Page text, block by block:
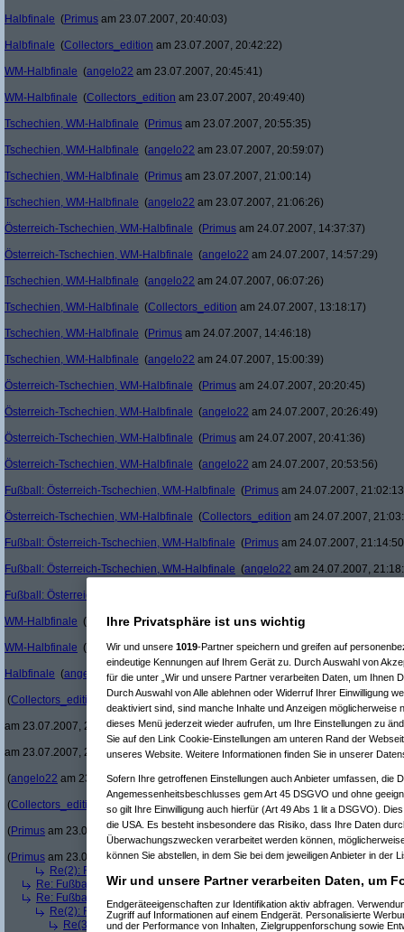
Halbfinale (Primus am 23.07.2007, 20:40:03)
Halbfinale (Collectors_edition am 23.07.2007, 20:42:22)
WM-Halbfinale (angelo22 am 23.07.2007, 20:45:41)
WM-Halbfinale (Collectors_edition am 23.07.2007, 20:49:40)
Tschechien, WM-Halbfinale (Primus am 23.07.2007, 20:55:35)
Tschechien, WM-Halbfinale (angelo22 am 23.07.2007, 20:59:07)
Tschechien, WM-Halbfinale (Primus am 23.07.2007, 21:00:14)
Tschechien, WM-Halbfinale (angelo22 am 23.07.2007, 21:06:26)
Österreich-Tschechien, WM-Halbfinale (Primus am 24.07.2007, 14:37:37)
Österreich-Tschechien, WM-Halbfinale (angelo22 am 24.07.2007, 14:57:29)
Tschechien, WM-Halbfinale (angelo22 am 24.07.2007, 06:07:26)
Tschechien, WM-Halbfinale (Collectors_edition am 24.07.2007, 13:18:17)
Tschechien, WM-Halbfinale (Primus am 24.07.2007, 14:46:18)
Tschechien, WM-Halbfinale (angelo22 am 24.07.2007, 15:00:39)
Österreich-Tschechien, WM-Halbfinale (Primus am 24.07.2007, 20:20:45)
Österreich-Tschechien, WM-Halbfinale (angelo22 am 24.07.2007, 20:26:49)
Österreich-Tschechien, WM-Halbfinale (Primus am 24.07.2007, 20:41:36)
Österreich-Tschechien, WM-Halbfinale (angelo22 am 24.07.2007, 20:53:56)
Fußball: Österreich-Tschechien, WM-Halbfinale (Primus am 24.07.2007,
Österreich-Tschechien, WM-Halbfinale (Collectors_edition am 24.07.2007,
Fußball: Österreich-Tschechien, WM-Halbfinale (Primus am 24.07.2007,
Fußball: Österreich-Tschechien, WM-Halbfinale (angelo22 am 24.07.2007,
Fußball: Österreich-Tschechien, WM-Halbfinale
WM-Halbfinale ( Primusam 23.07.2007, 20:55:08)
WM-Halbfinale ( Primus am 23.07.2007, 20:54:36)
Halbfinale (angelo22am 23.07.2007, 20:41:32)
Re(25):
(Collectors_edition
am 23.07.2007, 20:08:56)
am 23.07.2007, 20:32:02)
am 23.07.2007, 20:36:00)
(angelo22 am 23.07.2007, 20:36:28)
(Collectors_edition am 23.07.2007, 20:37:37)
(Primus am 23.07.2007, 20:39:40)
(Primus am 23.07.2007, 20:38:27)
Re(2): Fußball: Österreich-Tschechien, WM-Halbfinale
Re: Fußball: Österreich-Tschechien, WM-Halbfinale(xxandlam
Re: Fußball: Österreich-Tschechien, WM-Halbfinale
(gere am 18.07.2007,
Re(2): Fußball: Österreich-Tschechien, WM-Halbfinale(Primusam
Re(3): Fußball: Österreich-Tschechien, WM-Halbfinale(gere am
Ihre Privatsphäre ist uns wichtig
Wir und unsere 1019-Partner speichern und greifen auf
eindeutige Kennungen auf Ihrem Gerät zu. Durch Auswahl von
für die unter „Wir und unsere Partner verarbeiten Daten, um Ihnen
Durch Auswahl von Alle ablehnen oder Widerruf Ihrer Einwilligung
deaktiviert sind, sind manche Inhalte und Anzeigen möglicherweise
dieses Menü jederzeit wieder aufrufen, um Ihre Einstellungen zu
Sie auf den Link Cookie-Einstellungen am unteren Rand der
unseres Website. Weitere Informationen finden Sie in unserer
Sofern Ihre getroffenen Einstellungen auch Anbieter umfassen, die
Angemessenheitsbeschlusses gem Art 45 DSGVO und ohne
so gilt Ihre Einwilligung auch hierfür (Art 49 Abs 1 lit a DSGVO).
die USA. Es besteht insbesondere das Risiko, dass Ihre Daten
Überwachungszwecken verarbeitet werden können,
können Sie abstellen, in dem Sie bei dem jeweiligen Anbieter in der
Wir und unsere Partner verarbeiten Daten, um
Endgeräteeigenschaften zur Identifikation aktiv abfragen.
Zugriff auf Informationen auf einem Endgerät. Personalisierte
und der Performance von Inhalten, Zielgruppenforschung sowie